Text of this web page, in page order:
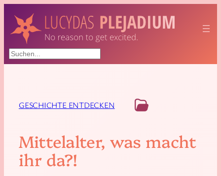
Suchen
GESCHICHTE ENTDECKEN
Mittelalter, was macht
ihr da?!